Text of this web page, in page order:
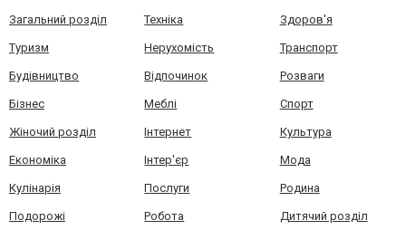
Загальний розділ Техніка Здоров'я
Туризм Нерухомість Транспорт
Будівництво Відпочинок Розваги
Бізнес Меблі Спорт
Жіночий розділ Інтернет Культура
Економіка Інтер'єр Мода
Кулінарія Послуги Родина
Подорожі Робота Дитячий розділ